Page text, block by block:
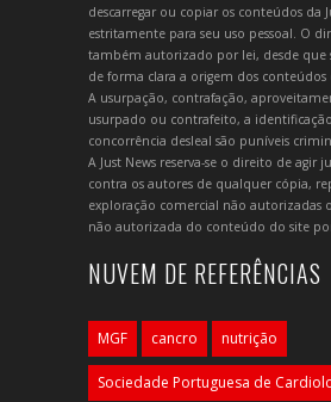
descarregar ou copiar os conteúdos da
estritamente para seu uso pessoal. O
também autorizado por lei, desde que
de forma clara a origem dos conteúdos
A usurpação, contrafação,
usurpado ou contrafeito, a
concorrência desleal são puníveis
A Just News reserva-se o direito de agir
contra os autores de qualquer cópia,
exploração comercial não autorizadas
não autorizada do conteúdo do site
NUVEM DE REFERÊNCIAS
MGF cancro nutrição
Sociedade Portuguesa de